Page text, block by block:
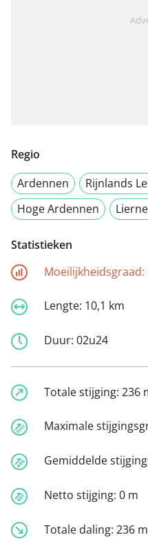
Regio
Ardennen
Rijnlands
Hoge Ardennen
Statistieken
Moeilijkheidsgraad:
Lengte: 10,1 km
Duur: 02u24
Totale stijging: 236
Maximale
Gemiddelde
Netto stijging: 0 m
Totale daling: 236 m